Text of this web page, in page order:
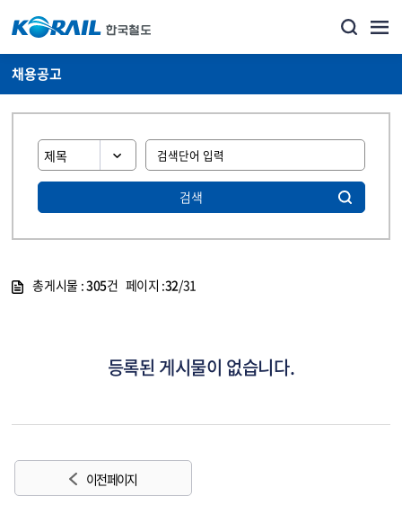
채용공고
검색
총게시물 :305건 페이지 :32/31
등록된 게시물이 없습니다.
이전 페이지